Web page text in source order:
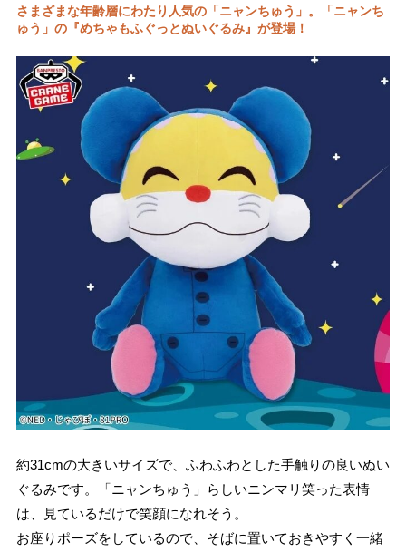
さまざまな年齢層にわたり人気の「ニャンちゅう」。「ニャンち
ゅう」の『めちゃもふぐっとぬいぐるみ』が登場！
約31cmの大きいサイズで、ふわふわとした手触りの良いぬい
ぐるみです。「ニャンちゅう」らしいニンマリ笑った表情
は、見ているだけで笑顔になれそう。
お座りポーズをしているので、そばに置いておきやすく一緒